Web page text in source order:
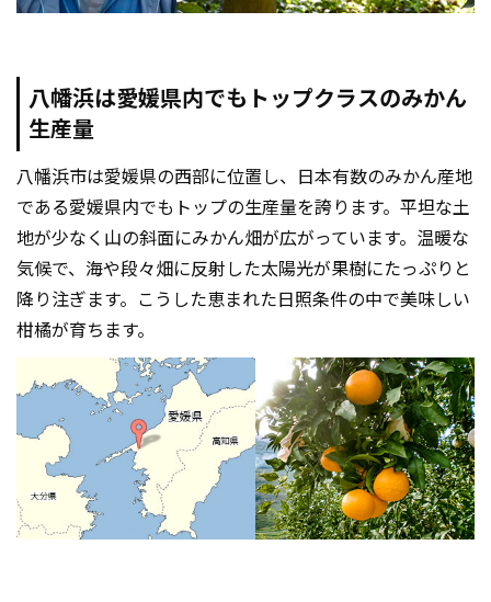
八幡浜は愛媛県内でもトップクラスのみかん
生産量
八幡浜市は愛媛県の西部に位置し、日本有数のみかん産地
である愛媛県内でもトップの生産量を誇ります。平坦な土
地が少なく山の斜面にみかん畑が広がっています。温暖な
気候で、海や段々畑に反射した太陽光が果樹にたっぷりと
降り注ぎます。こうした恵まれた日照条件の中で美味しい
柑橘が育ちます。